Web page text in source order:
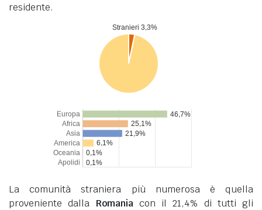
residente.
La comunità straniera più numerosa è quella
proveniente dalla Romaniacon il 21,4% di tutti gli